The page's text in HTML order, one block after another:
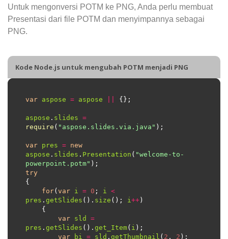
Untuk mengonversi POTM ke PNG, Anda perlu membuat
Presentasi dari file POTM dan menyimpannya sebagai
PNG.
Kode Node.js untuk mengubah POTM menjadi PNG
var aspose = aspose
aspose . slides =
require ( "aspose.slides.via.java"
var pres = new
aspose . slides . Presentation ( "welcome-to-
powerpoint.potm"
try
for( var i = 0 ; i <
pres . getSlides (). size (); i++
var sld
=
pres . getSlides (). get_Item( i
var
bi = sld . getThumbnail ( 2 , 2